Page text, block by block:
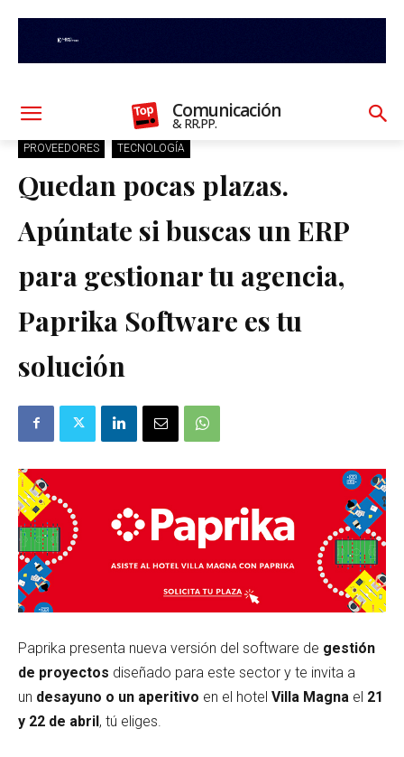
Comunicación
& RR.PP.
PROVEEDORES TECNOLOGÍA
Quedan pocas plazas.
Apúntate si buscas un ERP
para gestionar tu agencia,
Paprika Software es tu
solución
Paprika presenta nueva versión del software de gestión
de proyectos diseñado para este sector y te invita a
un desayuno o un aperitivo en el hotel Villa Magna el 21
y 22 de abril, tú eliges.